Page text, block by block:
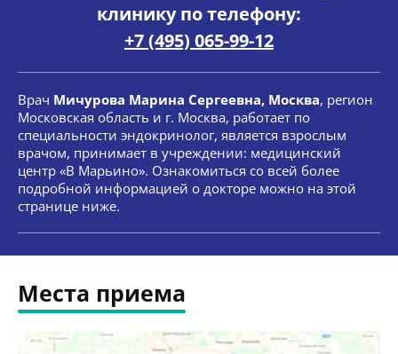
клинику по телефону:
+7 (495) 065-99-12
Врач Мичурова Марина Сергеевна, Москва, регион
Московская область и г. Москва, работает по
специальности эндокринолог, является взрослым
врачом, принимает в учреждении: медицинский
центр «В Марьино». Ознакомиться со всей более
подробной информацией о докторе можно на этой
странице ниже.
Места приема